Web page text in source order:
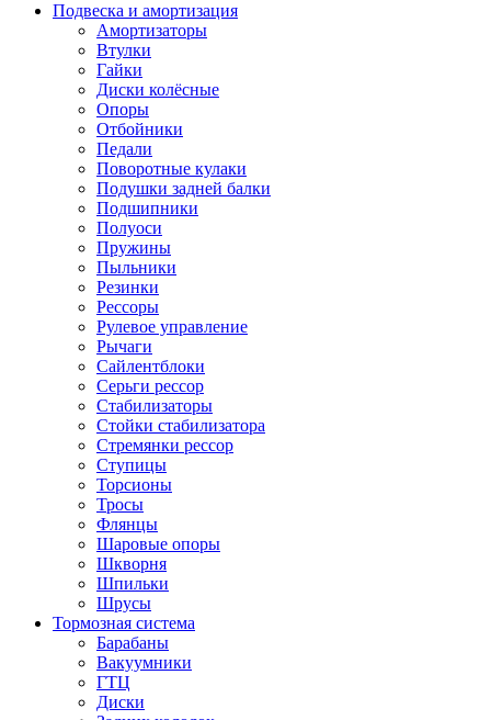
Подвеска и амортизация
Амортизаторы
Втулки
Гайки
Диски колёсные
Опоры
Отбойники
Педали
Поворотные кулаки
Подушки задней балки
Подшипники
Полуоси
Пружины
Пыльники
Резинки
Рессоры
Рулевое управление
Рычаги
Сайлентблоки
Серьги рессор
Стабилизаторы
Стойки стабилизатора
Стремянки рессор
Ступицы
Торсионы
Тросы
Флянцы
Шаровые опоры
Шкворня
Шпильки
Шрусы
Тормозная система
Барабаны
Вакуумники
ГТЦ
Диски